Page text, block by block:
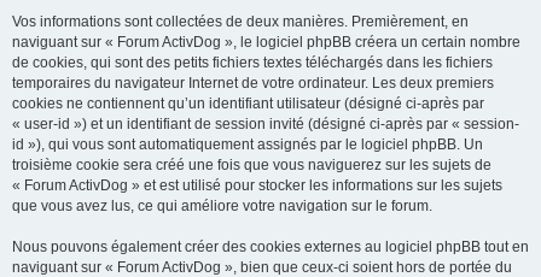
Vos informations sont collectées de deux manières. Premièrement, en
naviguant sur « Forum ActivDog », le logiciel phpBB créera un certain nombre
de cookies, qui sont des petits fichiers textes téléchargés dans les fichiers
temporaires du navigateur Internet de votre ordinateur. Les deux premiers
cookies ne contiennent qu’un identifiant utilisateur (désigné ci-après par
« user-id ») et un identifiant de session invité (désigné ci-après par « session-
id »), qui vous sont automatiquement assignés par le logiciel phpBB. Un
troisième cookie sera créé une fois que vous naviguerez sur les sujets de
« Forum ActivDog » et est utilisé pour stocker les informations sur les sujets
que vous avez lus, ce qui améliore votre navigation sur le forum.
Nous pouvons également créer des cookies externes au logiciel phpBB tout en
naviguant sur « Forum ActivDog », bien que ceux-ci soient hors de portée du